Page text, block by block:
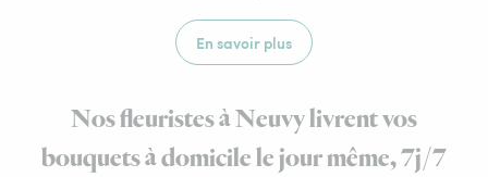
En savoir plus
Nos fleuristes à Neuvy livrent vos
bouquets à domicile le jour même, 7j/7